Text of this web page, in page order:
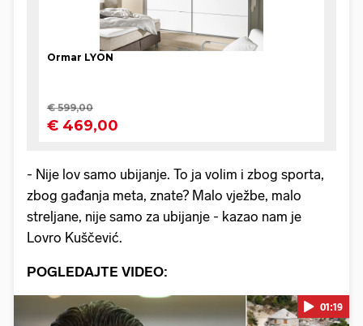
- Nije lov samo ubijanje. To ja volim i zbog sporta,
zbog gađanja meta, znate? Malo vježbe, malo
streljane, nije samo za ubijanje - kazao nam je
Lovro Kuščević.
POGLEDAJTE VIDEO:
01:19